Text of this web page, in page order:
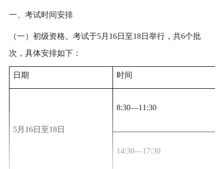
一、考试时间安排
（一）初级资格。考试于5月16日至18日举行，共6个批
次，具体安排如下：
日期 时间
5月16日至18日
8:30—11:30
14:30—17:30